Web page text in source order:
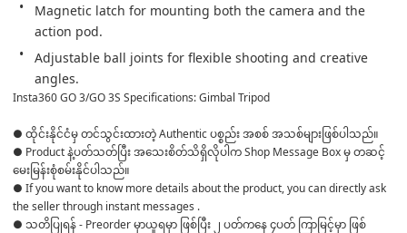
Magnetic latch for mounting both the camera and the
action pod.
Adjustable ball joints for flexible shooting and creative
angles.
Insta360 GO 3/GO 3S Specifications: Gimbal Tripod
● ထိုင်းနိုင်ငံမှ တင်သွင်းထားတဲ့ Authentic ပစ္စည်း အစစ် အသစ်များဖြစ်ပါသည်။
● Product နဲ့ပတ်သတ်ပြီး အသေးစိတ်သိရှိလိုပါက Shop Message Box မှ တဆင့်
မေးမြန်းစုံစမ်းနိုင်ပါသည်။
● If you want to know more details about the product, you can directly ask
the seller through instant messages .
● သတိပြုရန် - Preorder မှာယူရမှာ ဖြစ်ပြီး ၂ ပတ်ကနေ ၄ပတ် ကြာမြင့်မှာ ဖြစ်